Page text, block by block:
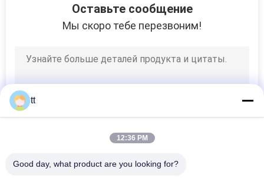
направлению
Механически
модулирующая
Оставьте сообщение
Мы скоро тебе перезвоним!
tt
12:36 PM
Good day, what product are you looking for?